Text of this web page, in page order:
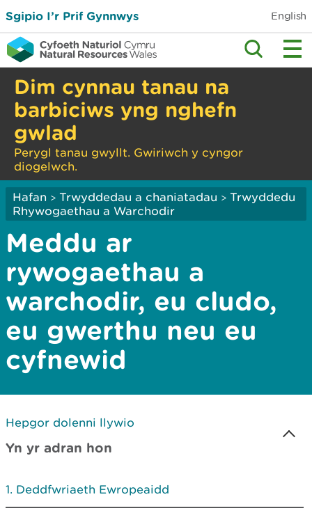
Sgipio I’r Prif Gynnwys English
Dim cynnau tanau na
barbiciws yng nghefn
gwlad
Perygl tanau gwyllt. Gwiriwch y cyngor
diogelwch.
Hafan > Trwyddedau a chaniatadau > Trwyddedu
Rhywogaethau a Warchodir
Meddu ar
rywogaethau a
warchodir, eu cludo,
eu gwerthu neu eu
cyfnewid
Hepgor dolenni llywio
Yn yr adran hon
Deddfwriaeth Ewropeaidd